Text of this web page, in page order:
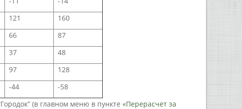
121
160
66
87
37
48
97
128
-44
-58
(в главном меню в пункте «Перерасчет за